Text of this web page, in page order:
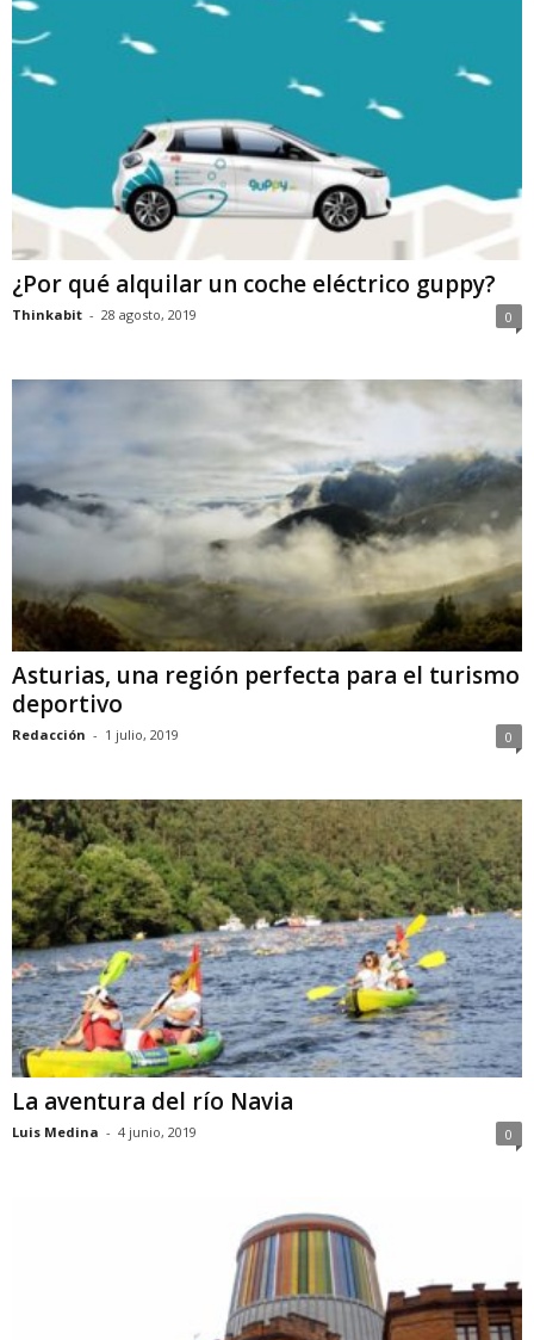
¿Por qué alquilar un coche eléctrico guppy?
Thinkabit - 28 agosto, 2019 0
Asturias, una región perfecta para el turismo
deportivo
Redacción - 1 julio, 2019 0
La aventura del río Navia
Luis Medina - 4 junio, 2019 0